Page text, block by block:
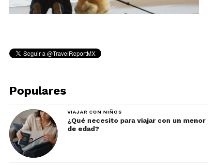
Populares
VIAJAR CON NIÑOS
¿Qué necesito para viajar con un menor
de edad?